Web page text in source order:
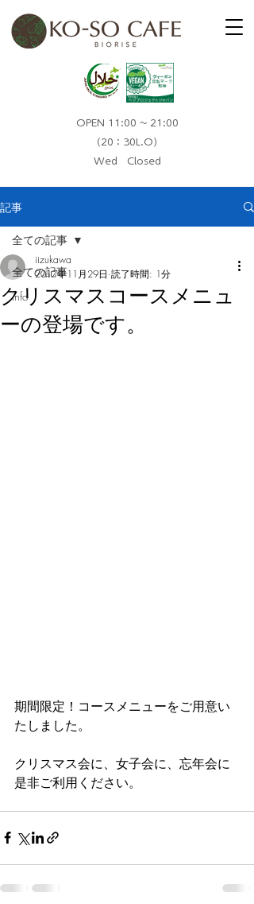
OPEN 11:00 ~ 21:00
（20：30L.O）​
Wed Closed
記事
全ての記事
info
全ての記事
クリスマスコースメニュ
ーの登場です。
iizukawa
2017年11月29日 読了時間: 1分
期間限定！コースメニューをご用意い
たしました。
クリスマス会に、女子会に、忘年会に
是非ご利用ください。